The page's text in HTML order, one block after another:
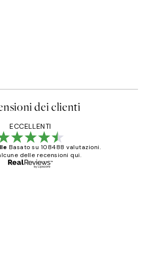
dei clienti
ECCELLENTI
Basato su 108488 valutazioni.
delle recensioni qui.